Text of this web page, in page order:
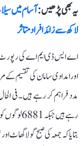
یہ بھی پڑھیں :
لاکھ سے زائد افراد متاثر
اور امدادی سامان کی تقسیم کے
رہے ہیں
بتایا کہ جمعہ کی صبح گولا